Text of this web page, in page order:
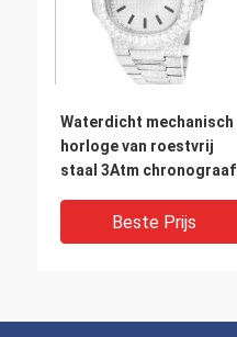
Waterdicht mechanisch
horloge van roestvrij
staal 3Atm chronograaf
Beste Prijs